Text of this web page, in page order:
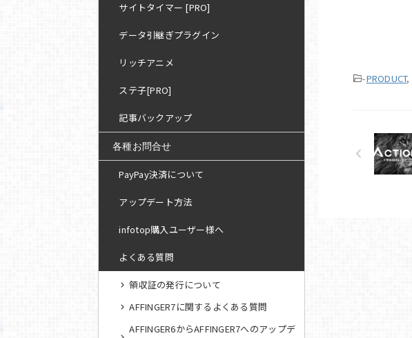
-PRODUCT,
サイトタイマー [PRO]
データ引継ぎプラグイン
リッチアニメ
ステ子[PRO]
記事バックアップ
各種お問合せ
PayPay決済について
アップデート方法
infotop購入ユーザー様へ
よくある質問
領収証の発行について
AFFINGER7に関するよくある質問
AFFINGER6からAFFINGER7へのアップデ